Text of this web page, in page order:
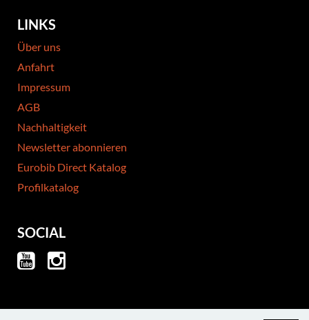
LINKS
Über uns
Anfahrt
Impressum
AGB
Nachhaltigkeit
Newsletter abonnieren
Eurobib Direct Katalog
Profilkatalog
SOCIAL